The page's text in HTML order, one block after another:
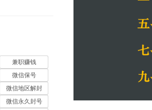
兼职赚钱
微信保号
微信地区解封
微信永久封号